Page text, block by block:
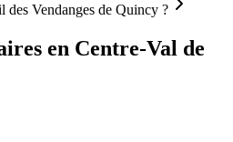
des Vendanges de Quincy ?
en Centre-Val de